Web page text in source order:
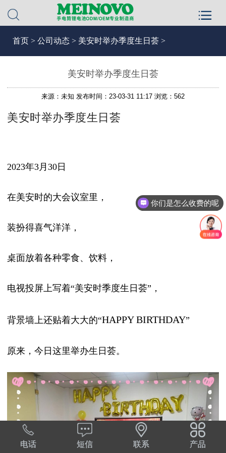
首页 > 公司动态 > 美安时举办季度生日荟 >
美安时举办季度生日荟
来源：未知 发布时间：23-03-31 11:17 浏览：562
美安时举办季度生日荟
2023年3月30日
在美安时的大会议室里，
装扮得喜气洋洋，
桌面放着各种零食、饮料，
电视投屏上写着“美安时季度生日荟”，
背景墙上还贴着大大的“HAPPY BIRTHDAY”
原来，今日这里举办生日荟。
电话 短信 联系 产品
你们是怎么收费的呢